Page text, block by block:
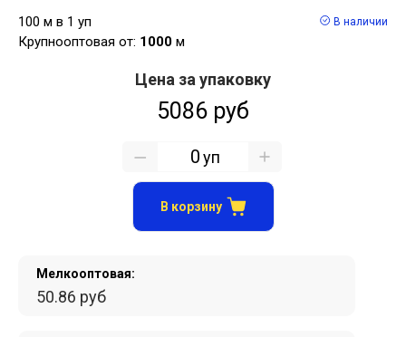
100 м в 1 уп
Крупнооптовая от: 1000 м
В наличии
Мелкооптовая:
50.86 руб
Цена за упаковку
5086 руб
уп
В корзину